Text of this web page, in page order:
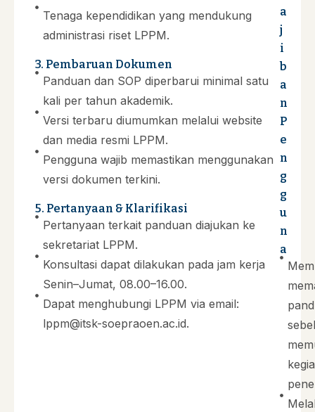
Tenaga kependidikan yang mendukung
administrasi riset LPPM.
3. Pembaruan Dokumen
Panduan dan SOP diperbarui minimal satu
kali per tahun akademik.
Versi terbaru diumumkan melalui website
dan media resmi LPPM.
Pengguna wajib memastikan menggunakan
versi dokumen terkini.
5. Pertanyaan & Klarifikasi
Pertanyaan terkait panduan diajukan ke
sekretariat LPPM.
Konsultasi dapat dilakukan pada jam kerja
Senin–Jumat, 08.00–16.00.
Dapat menghubungi LPPM via email:
lppm@itsk-soepraoen.ac.id.
a
j
i
b
a
n
P
e
n
g
g
u
n
a